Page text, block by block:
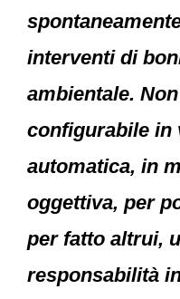
interventi di
ambientale.
configurabile in
automatica, in
oggettiva, per
per fatto altrui,
responsabilità